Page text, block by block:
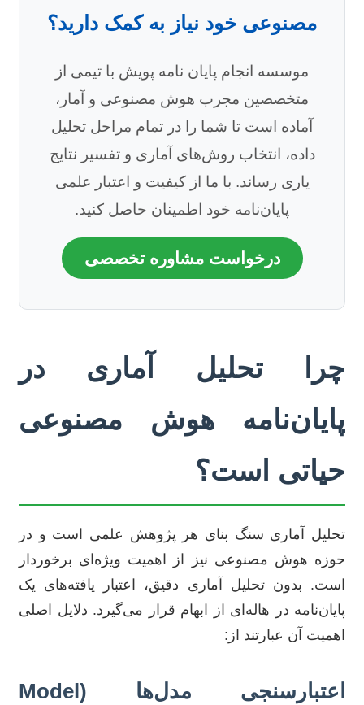
مصنوعی خود نیاز به کمک دارید؟
موسسه انجام پایان نامه پویش با تیمی از
متخصصین مجرب هوش مصنوعی و آمار،
آماده است تا شما را در تمام مراحل تحلیل
داده، انتخاب روش‌های آماری و تفسیر نتایج
یاری رساند. با ما از کیفیت و اعتبار علمی
پایان‌نامه خود اطمینان حاصل کنید.
درخواست مشاوره تخصصی
چرا تحلیل آماری در
پایان‌نامه هوش مصنوعی
حیاتی است؟
تحلیل آماری سنگ بنای هر پژوهش علمی است و در
حوزه هوش مصنوعی نیز از اهمیت ویژه‌ای برخوردار
است. بدون تحلیل آماری دقیق، اعتبار یافته‌های یک
پایان‌نامه در هاله‌ای از ابهام قرار می‌گیرد. دلایل اصلی
اهمیت آن عبارتند از:
اعتبارسنجی مدل‌ها (Model